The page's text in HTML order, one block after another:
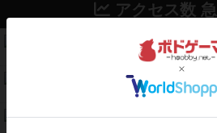
アクセス数
スチームローラーズ
2件の投稿
テンプテーション
2件の投稿
アマナイト